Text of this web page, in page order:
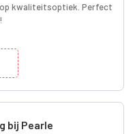
kwaliteitsoptiek. Perfect
bij Pearle